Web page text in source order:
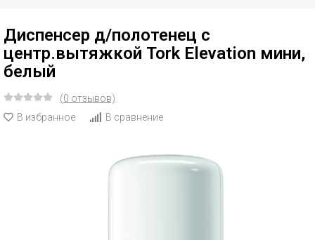
Диспенсер д/полотенец с
центр.вытяжкой Tork Elevation мини,
белый
(0 отзывов)
В избранное
В сравнение